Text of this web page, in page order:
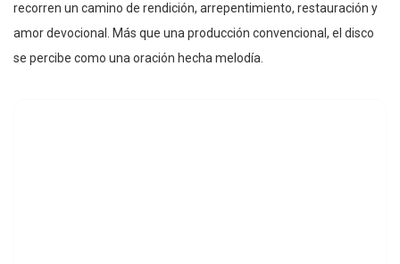
recorren un camino de rendición, arrepentimiento, restauración y
amor devocional. Más que una producción convencional, el disco
se percibe como una oración hecha melodía.